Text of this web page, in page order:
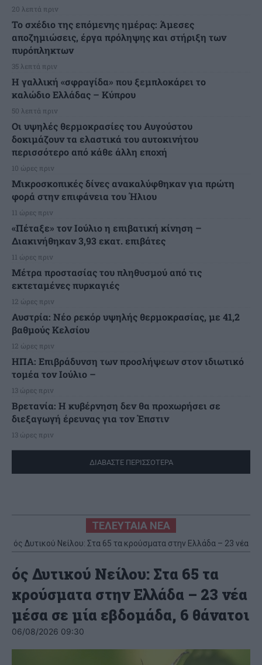
20 λεπτά πριν
Το σχέδιο της επόμενης ημέρας: Άμεσες
αποζημιώσεις, έργα πρόληψης και στήριξη των
πυρόπληκτων
35 λεπτά πριν
Η γαλλική «σφραγίδα» που ξεμπλοκάρει το
καλώδιο Ελλάδας – Κύπρου
50 λεπτά πριν
Οι υψηλές θερμοκρασίες του Αυγούστου
δοκιμάζουν τα ελαστικά του αυτοκινήτου
περισσότερο από κάθε άλλη εποχή
10 ώρες πριν
Μικροσκοπικές δίνες ανακαλύφθηκαν για πρώτη
φορά στην επιφάνεια του Ήλιου
11 ώρες πριν
«Πέταξε» τον Ιούλιο η επιβατική κίνηση –
Διακινήθηκαν 3,93 εκατ. επιβάτες
11 ώρες πριν
Μέτρα προστασίας του πληθυσμού από τις
εκτεταμένες πυρκαγιές
12 ώρες πριν
Αυστρία: Νέο ρεκόρ υψηλής θερμοκρασίας, με 41,2
βαθμούς Κελσίου
12 ώρες πριν
ΗΠΑ: Επιβράδυνση των προσλήψεων στον ιδιωτικό
τομέα τον Ιούλιο –
13 ώρες πριν
Βρετανία: Η κυβέρνηση δεν θα προχωρήσει σε
διεξαγωγή έρευνας για τον Έπστιν
13 ώρες πριν
ΔΙΑΒΑΣΤΕ ΠΕΡΙΣΣΟΤΕΡΑ